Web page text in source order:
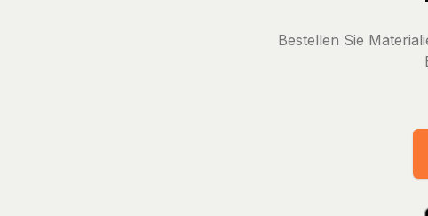
Bestellen Sie